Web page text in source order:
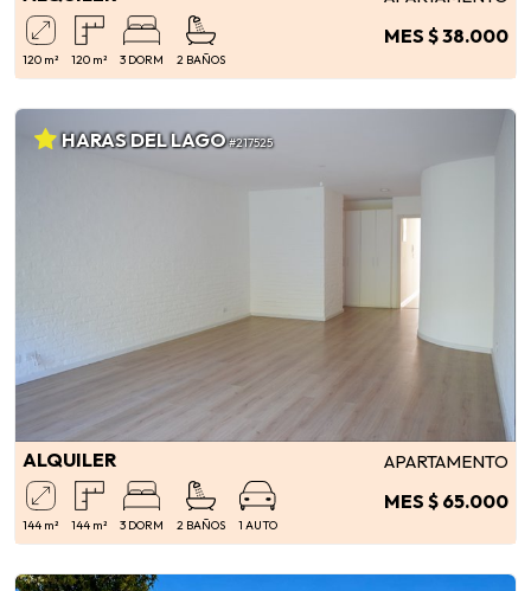
120 m² 120 m² 3 DORM 2 BAÑOS
MES $ 38.000
HARAS DEL LAGO#217525
ALQUILER APARTAMENTO
144 m² 144 m² 3 DORM 2 BAÑOS 1 AUTO
MES $ 65.000